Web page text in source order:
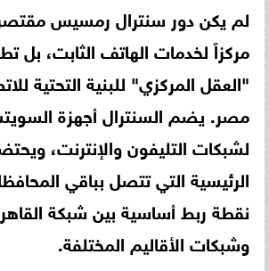
لم يكن دور سنترال رمسيس
مركزاً لخدمات الهاتف الثابت، بل
"العقل المركزي" للبنية التحتية
مصر. يضم السنترال أجهزة
لشبكات التليفون والإنترنت،
الرئيسية التي تتصل بباقي
نقطة ربط أساسية بين شبكة
وشبكات الأقاليم المختلفة.